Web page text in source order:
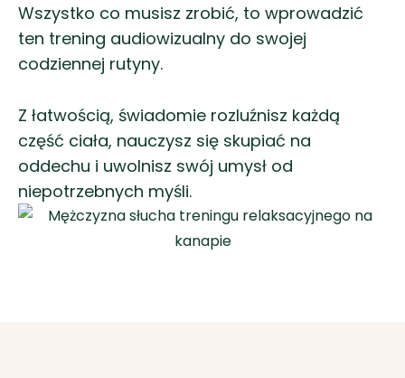
Wszystko co musisz zrobić, to wprowadzić
ten trening audiowizualny do swojej
codziennej rutyny.
Z łatwością, świadomie rozluźnisz każdą
część ciała, nauczysz się skupiać na
oddechu i uwolnisz swój umysł od
niepotrzebnych myśli.